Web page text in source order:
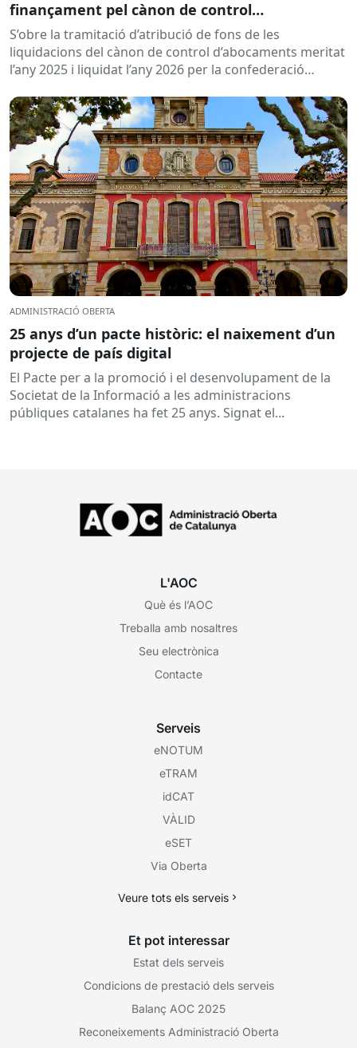
finançament pel cànon de control
d’abocaments meritat l’any 2025 i liquidat l’any
2026
S’obre la tramitació d’atribució de fons de les
liquidacions del cànon de control d’abocaments meritat
l’any 2025 i liquidat l’any 2026 per la confederació
ADMINISTRACIÓ OBERTA
25 anys d’un pacte històric: el naixement d’un
projecte de país digital
El Pacte per a la promoció i el desenvolupament de la
Societat de la Informació a les administracions
públiques catalanes ha fet 25 anys. Signat el...
L'AOC
Què és l’AOC
Treballa amb nosaltres
Seu electrònica
Contacte
Serveis
eNOTUM
eTRAM
idCAT
VÀLID
eSET
Via Oberta
Veure tots els serveis
Et pot interessar
Estat dels serveis
Condicions de prestació dels serveis
Balanç AOC 2025
Reconeixements Administració Oberta